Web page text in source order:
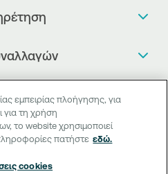
συναλλαγές, έφτασε!
Transaction Banking
σύνδεσμο
τελών
πληρωμών
εμπειρίας πλοήγησης, για
για τη χρήση
το website χρησιμοποιεί
πατήστε εδώ.
cookies